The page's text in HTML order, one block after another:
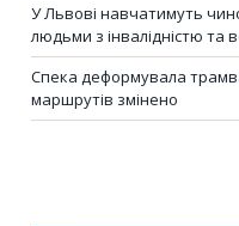
У Львові навчатимуть
людьми з інвалідністю та
Спека деформувала
маршрутів змінено